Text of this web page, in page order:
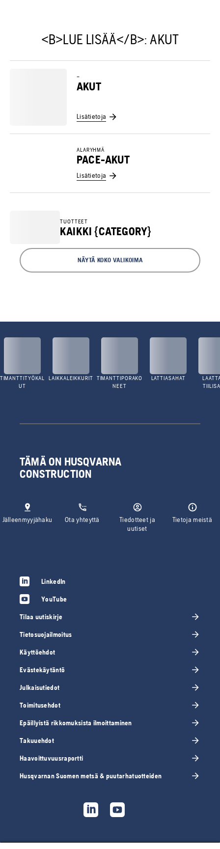
<B>LUE LISÄÄ</B>: AKUT
–
AKUT
Lisätietoja
ALARYHMÄ
PACE-AKUT
Lisätietoja
TUOTTEET
KAIKKI {CATEGORY}
NÄYTÄ KOKO VALIKOIMA
TIMANTTITYÖKAL
UT
LAIKKALEIKKURIT TIMANTTIPORAKO
NEET
LATTIASAHAT
TÄMÄ ON HUSQVARNA
CONSTRUCTION
Jälleenmyyjähaku Ota yhteyttä
Tiedotteet ja
uutiset
Tietoja meistä
LinkedIn
YouTube
Tilaa uutiskirje
Tietosuojailmoitus
Käyttöehdot
Evästekäytäntö
Julkaisutiedot
Toimitusehdot
Epäillyistä rikkomuksista ilmoittaminen
Takuuehdot
Haavoittuvuusraportti
Husqvarnan Suomen metsä & puutarhatuotteiden